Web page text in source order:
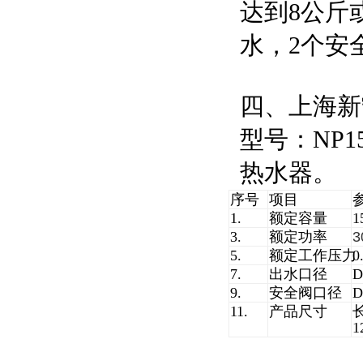
达到8公斤
水，2个安
四、上海
型号：
热水器。
序号 项目
1.
额定容量
3.
额定功率
5.
额定工作压力
7.
出水口径
9.
安全阀口径
11.
产品尺寸